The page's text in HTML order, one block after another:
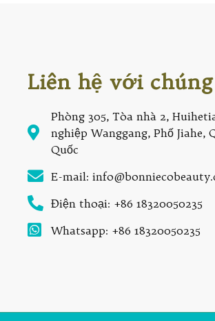
Liên hệ với
Phòng 305, Tòa nhà 2,
nghiệp Wanggang, Phố Jiahe,
Quốc
E-mail:
Điện thoại: +86 18320050235
Whatsapp: +86 18320050235